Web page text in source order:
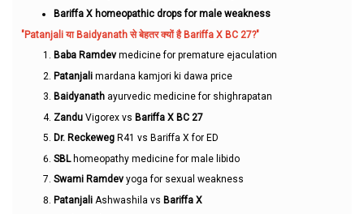
Bariffa X homeopathic drops for male weakness
"Patanjali या Baidyanath से बेहतर क्यों है Bariffa X BC 27?"
Baba Ramdev medicine for premature ejaculation
Patanjali mardana kamjori ki dawa price
Baidyanath ayurvedic medicine for shighrapatan
Zandu Vigorex vs Bariffa X BC 27
Dr. Reckeweg R41 vs Bariffa X for ED
SBLhomeopathy medicine for male libido
Swami Ramdev yoga for sexual weakness
Patanjali Ashwashila vs Bariffa X